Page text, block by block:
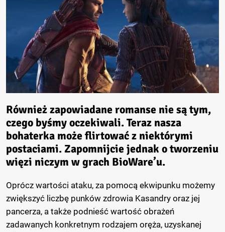
Również zapowiadane romanse nie są tym,
czego byśmy oczekiwali. Teraz nasza
bohaterka może flirtować z niektórymi
postaciami. Zapomnijcie jednak o tworzeniu
więzi niczym w grach BioWare’u.
Oprócz wartości ataku, za pomocą ekwipunku możemy
zwiększyć liczbę punków zdrowia Kasandry oraz jej
pancerza, a także podnieść wartość obrażeń
zadawanych konkretnym rodzajem oręża, uzyskanej